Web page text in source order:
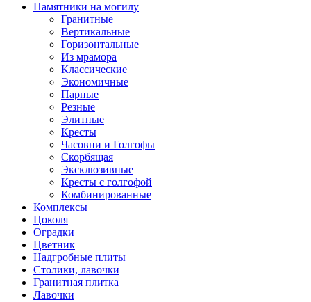
Памятники на могилу
Гранитные
Вертикальные
Горизонтальные
Из мрамора
Классические
Экономичные
Парные
Резные
Элитные
Кресты
Часовни и Голгофы
Скорбящая
Эксклюзивные
Кресты с голгофой
Комбинированные
Комплексы
Цоколя
Оградки
Цветник
Надгробные плиты
Столики, лавочки
Гранитная плитка
Лавочки